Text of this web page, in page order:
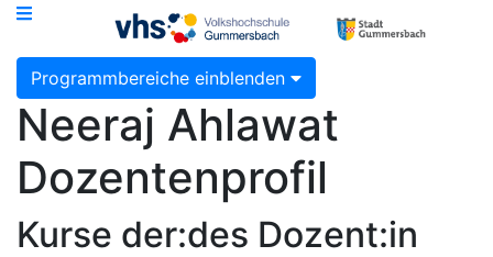
Programmbereiche einblenden
Neeraj Ahlawat
Dozentenprofil
Kurse der:des Dozent:in